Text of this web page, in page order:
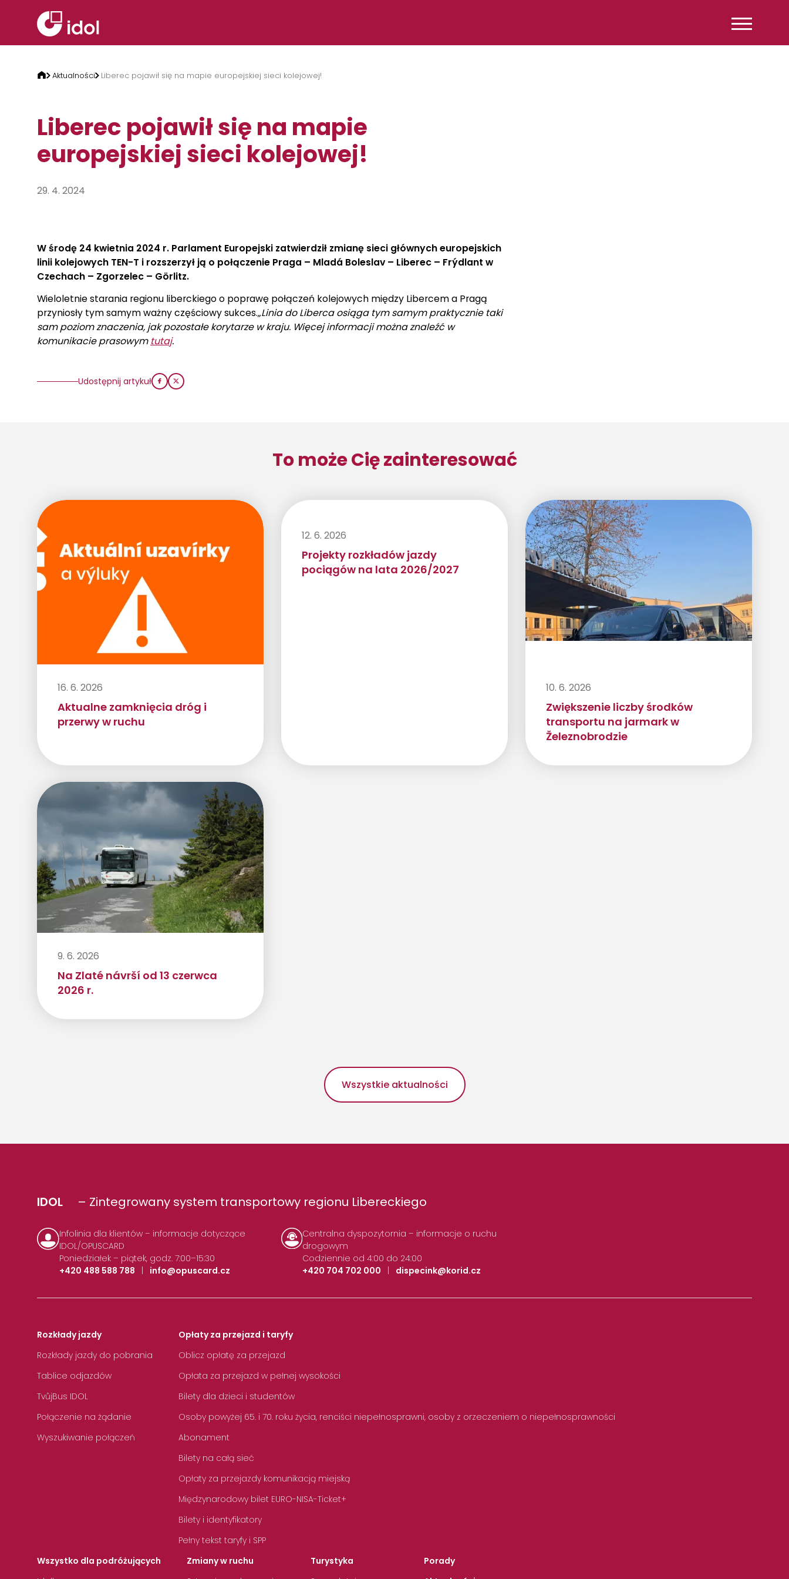
Aktualności Liberec pojawił się na mapie europejskiej sieci kolejowej!
Liberec pojawił się na mapie
europejskiej sieci kolejowej!
29. 4. 2024
W środę 24 kwietnia 2024 r. Parlament Europejski zatwierdził zmianę sieci głównych europejskich
linii kolejowych TEN-T i rozszerzył ją o połączenie Praga – Mladá Boleslav – Liberec – Frýdlant w
Czechach – Zgorzelec – Görlitz.
Wieloletnie starania regionu liberckiego o poprawę połączeń kolejowych między Libercem a Pragą
przyniosły tym samym ważny częściowy sukces.„Linia do Liberca osiąga tym samym praktycznie taki
sam poziom znaczenia, jak pozostałe korytarze w kraju. Więcej informacji można znaleźć w
komunikacie prasowym tutaj.
Udostępnij artykuł
To może Cię zainteresować
16. 6. 2026
Aktualne zamknięcia dróg i
przerwy w ruchu
12. 6. 2026
Projekty rozkładów jazdy
pociągów na lata 2026/2027
10. 6. 2026
Zwiększenie liczby środków
transportu na jarmark w
Železnobrodzie
9. 6. 2026
Na Zlaté návrší od 13 czerwca
2026 r.
Wszystkie aktualności
IDOL – Zintegrowany system transportowy regionu Libereckiego
Infolinia dla klientów – informacje dotyczące
IDOL/OPUSCARD
Poniedziałek – piątek, godz. 7:00–15:30
+420 488 588 788
| info@opuscard.cz
Centralna dyspozytornia – informacje o ruchu
drogowym
Codziennie od 4:00 do 24:00
+420 704 702 000
| dispecink@korid.cz
Rozkłady jazdy
Rozkłady jazdy do pobrania
Tablice odjazdów
TvůjBus IDOL
Połączenie na żądanie
Wyszukiwanie połączeń
Opłaty za przejazd i taryfy
Oblicz opłatę za przejazd
Opłata za przejazd w pełnej wysokości
Bilety dla dzieci i studentów
Osoby powyżej 65. i 70. roku życia, renciści niepełnosprawni, osoby z orzeczeniem o niepełnosprawności
Abonament
Bilety na całą sieć
Opłaty za przejazdy komunikacją miejską
Międzynarodowy bilet EURO-NISA-Ticket+
Bilety i identyfikatory
Pełny tekst taryfy i SPP
Wszystko dla podróżujących
Zmiany w ruchu
Turystyka
Porady